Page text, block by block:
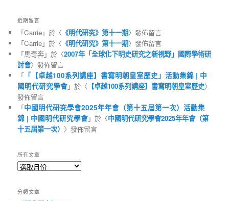
近期留言
「Carrie」於〈 《明代研究》第十一期〉發佈留言
「Carrie」於〈 《明代研究》第十一期〉發佈留言
「馬奇奔」於〈2007年「全球化下明史研究之新視野」國際學術研
討會〉發佈留言
「 「【卓越100系列講座】書寫明朝皇室歷史」活動集錦 | 中
國明代研究學會」於〈 【卓越100系列講座】書寫明朝皇室歷史〉
發佈留言
「中國明代研究學會2025年年會（第十五屆第一次）活動集
錦 | 中國明代研究學會」於〈中國明代研究學會2025年年會（第
十五屆第一次） 〉發佈留言
所有文章
所
章
分類文章